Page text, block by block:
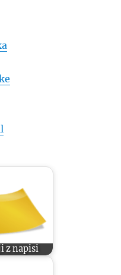
z napisi